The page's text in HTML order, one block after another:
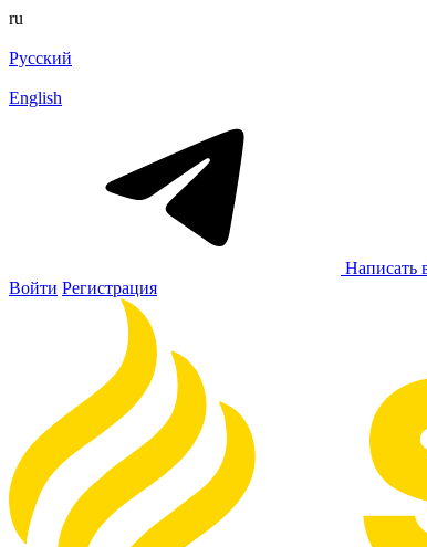
ru
Русский
English
Написать
Войти Регистрация